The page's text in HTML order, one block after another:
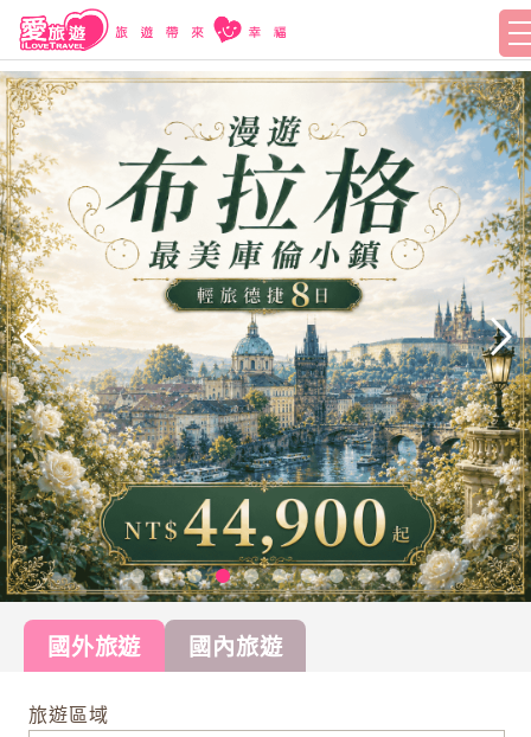
國外旅遊 國內旅遊
旅遊區域